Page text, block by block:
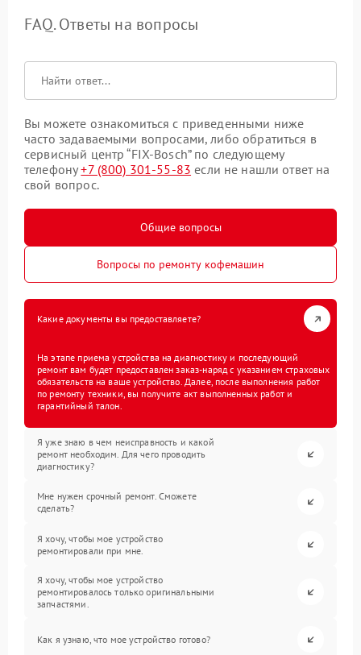
FAQ. Ответы на вопросы
Вы можете ознакомиться с приведенными ниже
часто задаваемыми вопросами, либо обратиться в
сервисный центр “FIX-Bosch” по следующему
телефону+7 (800) 301-55-83 если не нашли ответ на
свой вопрос.
Общие вопросы
Вопросы по ремонту кофемашин
Какие документы вы предоставляете?
На этапе приема устройства на диагностику и последующий
ремонт вам будет предоставлен заказ-наряд с указанием страховых
обязательств на ваше устройство. Далее, после выполнения работ
по ремонту техники, вы получите акт выполненных работ и
гарантийный талон.
Я уже знаю в чем неисправность и какой
ремонт необходим. Для чего проводить
диагностику?
Мне нужен срочный ремонт. Сможете
сделать?
Я хочу, чтобы мое устройство
ремонтировали при мне.
Я хочу, чтобы мое устройство
ремонтировалось только оригинальными
запчастями.
Как я узнаю, что мое устройство готово?